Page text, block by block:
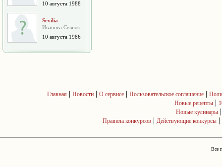
10 августа 1988
Sevilia
Иванова Севиля
10 августа 1986
Главная | Новости| О сервисе| Пользовательское соглашение|
Новые рецепты |
Новые кулинары
Правила конкурсов | Действующие конкурсы |
Все